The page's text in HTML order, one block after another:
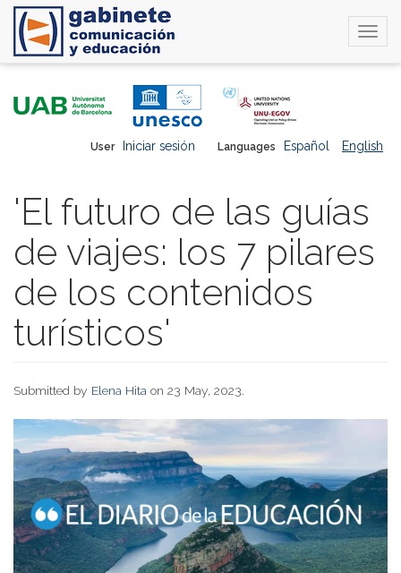
Languages Español English
User Iniciar sesión
'El futuro de las guías
de viajes: los 7 pilares
de los contenidos
turísticos'
Submitted by Elena Hita on 23 May, 2023.